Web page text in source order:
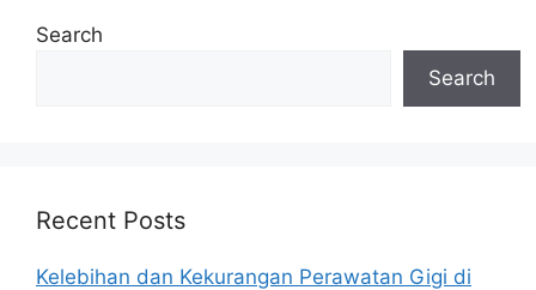
Search
Search
Recent Posts
Kelebihan dan Kekurangan Perawatan Gigi di